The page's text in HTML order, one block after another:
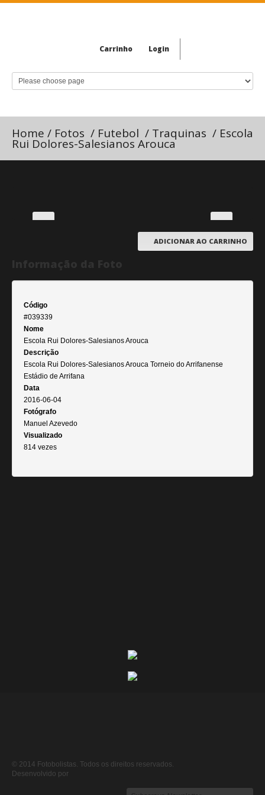
Carrinho Login
Home / Fotos / Futebol / Traquinas / Escola
Rui Dolores-Salesianos Arouca
ADICIONAR AO CARRINHO
Código
#039339
Nome
Escola Rui Dolores-Salesianos Arouca
Descrição
Escola Rui Dolores-Salesianos Arouca Torneio do Arrifanense
Estádio de Arrifana
Data
2016-06-04
Fotógrafo
Manuel Azevedo
Visualizado
814 vezes
© 2014 Fotobolistas. Todos os direitos reservados.
Desenvolvido por